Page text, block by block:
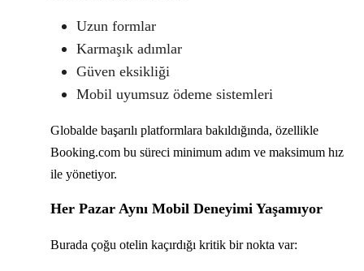
Uzun formlar
Karmaşık adımlar
Güven eksikliği
Mobil uyumsuz ödeme sistemleri
Globalde başarılı platformlara bakıldığında, özellikle
Booking.com bu süreci minimum adım ve maksimum hız
ile yönetiyor.
Her Pazar Aynı Mobil Deneyimi Yaşamıyor
Burada çoğu otelin kaçırdığı kritik bir nokta var: